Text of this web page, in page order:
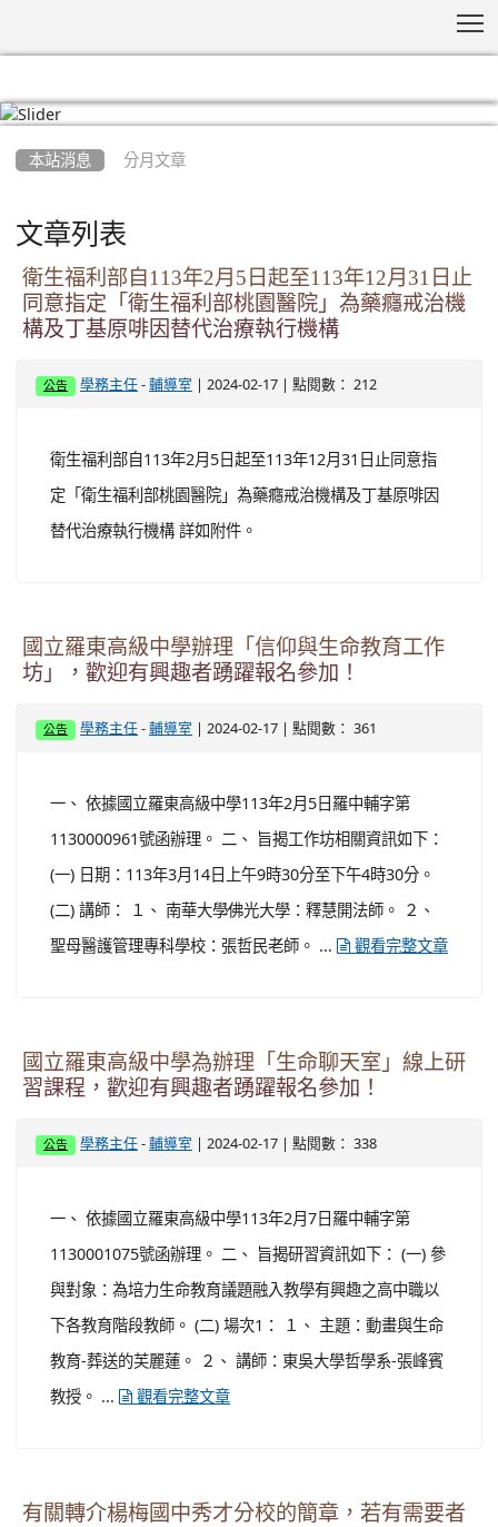
本站消息 分月文章
文章列表
衛生福利部自113年2月5日起至113年12月31日止
同意指定「衛生福利部桃園醫院」為藥癮戒治機
構及丁基原啡因替代治療執行機構
公告 學務主任 -輔導室 | 2024-02-17 | 點閱數： 212
衛生福利部自113年2月5日起至113年12月31日止同意指
定「衛生福利部桃園醫院」為藥癮戒治機構及丁基原啡因
替代治療執行機構 詳如附件。
國立羅東高級中學辦理「信仰與生命教育工作
坊」，歡迎有興趣者踴躍報名參加！
公告 學務主任 -輔導室 | 2024-02-17 | 點閱數： 361
一、 依據國立羅東高級中學113年2月5日羅中輔字第
1130000961號函辦理。 二、 旨揭工作坊相關資訊如下：
(一) 日期：113年3月14日上午9時30分至下午4時30分。
(二) 講師： １、 南華大學∕佛光大學：釋慧開法師。 ２、
聖母醫護管理專科學校：張哲民老師。 ...
觀看完整文章
國立羅東高級中學為辦理「生命聊天室」線上研
習課程，歡迎有興趣者踴躍報名參加！
公告 學務主任 -輔導室 | 2024-02-17 | 點閱數： 338
一、 依據國立羅東高級中學113年2月7日羅中輔字第
1130001075號函辦理。 二、 旨揭研習資訊如下： (一) 參
與對象：為培力生命教育議題融入教學有興趣之高中職以
下各教育階段教師。 (二) 場次1： １、 主題：動畫與生命
教育-葬送的芙麗蓮。 ２、 講師：東吳大學哲學系-張峰賓
教授。 ...
觀看完整文章
有關轉介楊梅國中秀才分校的簡章，若有需要者